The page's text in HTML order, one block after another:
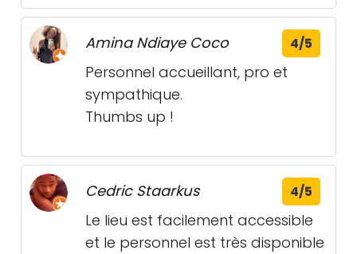
Amina Ndiaye Coco 4/5
Personnel accueillant, pro et
sympathique.
Thumbs up !
Cedric Staarkus 4/5
Le lieu est facilement accessible
et le personnel est très disponible